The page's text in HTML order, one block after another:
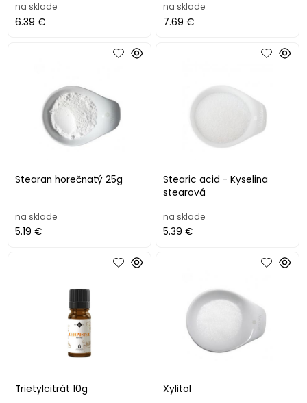
na sklade
6.39 €
na sklade
7.69 €
Stearan horečnatý 25g
na sklade
5.19 €
Stearic acid - Kyselina
stearová
na sklade
5.39 €
Trietylcitrát 10g Xylitol